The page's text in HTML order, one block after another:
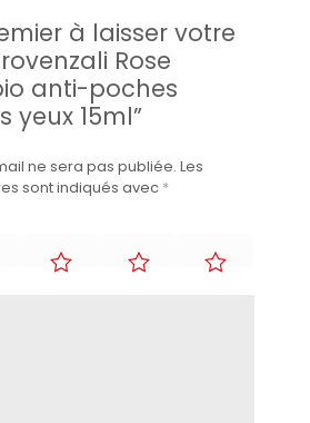
à laisser votre
Rose
anti-poches
yeux 15ml”
ne sera pas publiée. Les
sont indiqués avec *